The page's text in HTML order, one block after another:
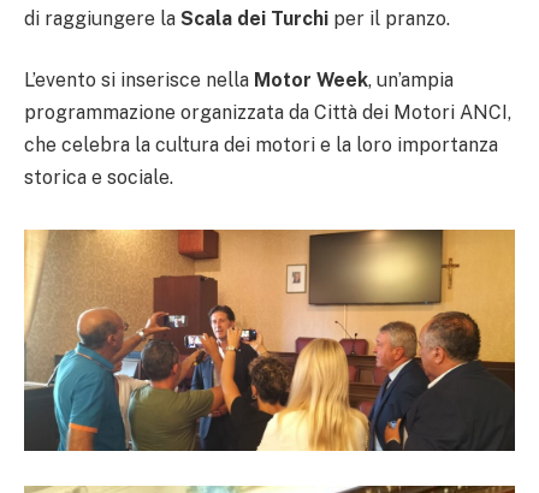
di raggiungere la Scala dei Turchi per il pranzo.
L’evento si inserisce nella Motor Week, un’ampia
programmazione organizzata da Città dei Motori ANCI,
che celebra la cultura dei motori e la loro importanza
storica e sociale.